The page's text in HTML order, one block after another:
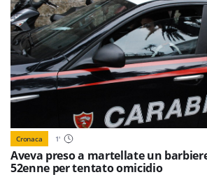
Cronaca 1'
Aveva preso a martellate un
52enne per tentato omicidio